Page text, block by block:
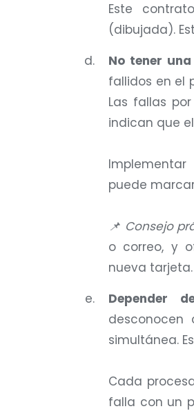
Este
(dibujada).
No tener
fallidos en el
Las fallas
indican que
puede
📌 Consejo
o correo, y
nueva tarjeta.
Depender
simultánea.
Cada
falla con un